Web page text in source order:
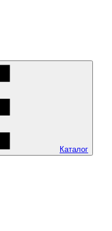
Каталог